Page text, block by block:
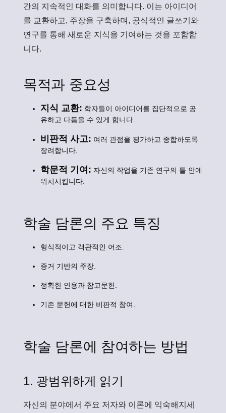
간의 지속적인 대화를 의미합니다. 이는 아이디어
를 교환하고, 주장을 구축하며, 공식적인 글쓰기와
연구를 통해 새로운 지식을 기여하는 것을 포함합
니다.
목적과 중요성
지식 교환: 학자들이 아이디어를 집단적으로 공
유하고 다듬을 수 있게 합니다.
비판적 사고: 여러 관점을 평가하고 종합하도록
장려합니다.
학문적 기여: 자신의 작업을 기존 연구의 틀 안에
위치시킵니다.
학술 담론의 주요 특징
형식적이고 객관적인 어조.
증거 기반의 주장.
정확한 인용과 참고문헌.
기존 문헌에 대한 비판적 참여.
학술 담론에 참여하는 방법
1. 광범위하게 읽기
자신의 분야에서 주요 저자와 이론에 익숙해지세